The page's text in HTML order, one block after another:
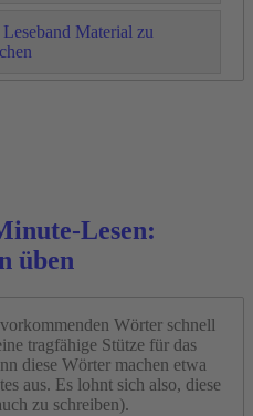
Material zu
Lesen:
üben
Wörter schnell
tragfähige Stütze für das
diese Wörter machen etwa
aus. Es lohnt sich also, diese
zu schreiben).